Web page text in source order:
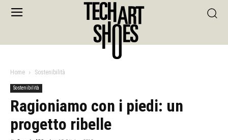
Home Sostenibilità
Sostenibilità
Ragioniamo con i piedi: un
progetto ribelle